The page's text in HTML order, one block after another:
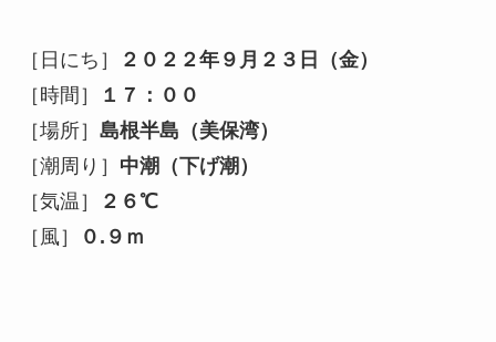
［日にち］ ２０２２年９ 月２３日（金）
［時間］
１７：００
［場所］ 島根半島（美保湾）
［潮周り］ 中潮（下げ潮）
［気温］
２６℃
［風］
０.９ｍ